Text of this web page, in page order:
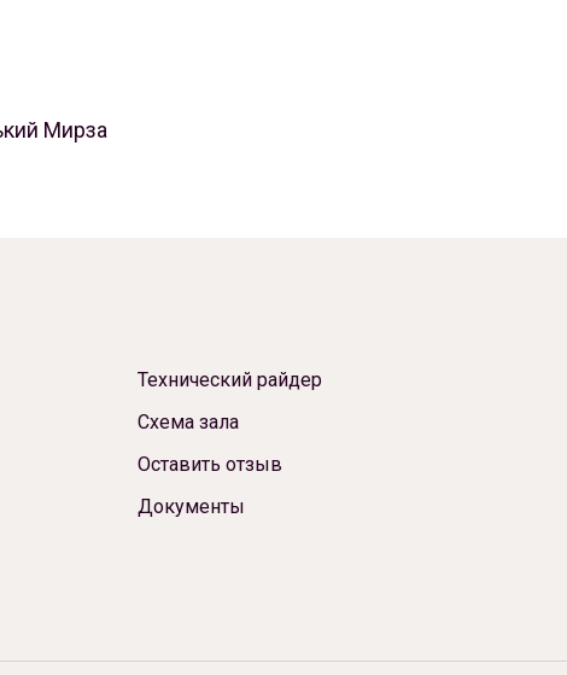
Мирза
Технический райдер
Схема зала
Оставить отзыв
Документы